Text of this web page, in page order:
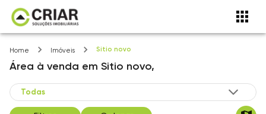
Home Imóveis Sitio novo
Área à venda em Sitio novo,